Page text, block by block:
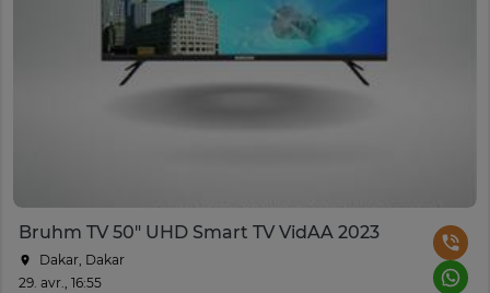
Bruhm TV 50" UHD Smart TV VidAA 2023
Dakar, Dakar
29. avr., 16:55